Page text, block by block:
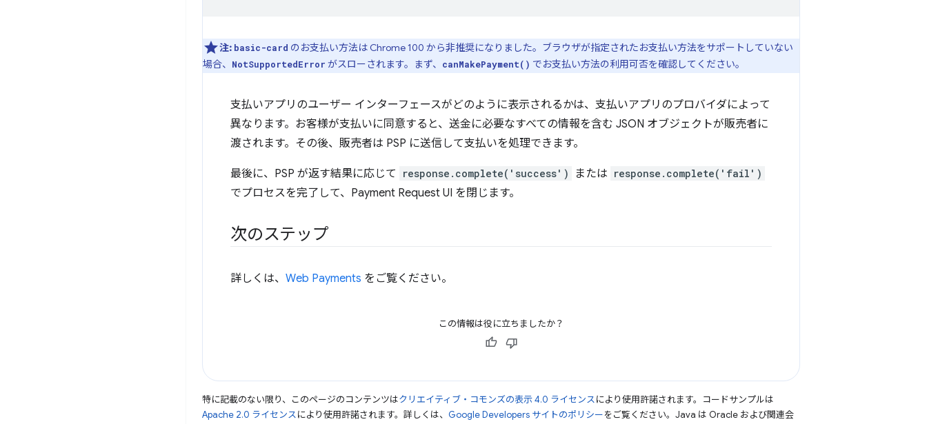
注: basic-card のお支払い方法は Chrome 100 から非推奨になりました。ブラウザが指定されたお支払い方法をサポートしていない
場合、
NotSupportedError がスローされます。まず、 canMakePayment() でお支払い方法の利用可否を確認してください。
支払いアプリのユーザー インターフェースがどのように表示されるかは、支払いアプリのプロバイダによって
異なります。お客様が支払いに同意すると、送金に必要なすべての情報を含む JSON オブジェクトが販売者に
渡されます。その後、販売者は PSP に送信して支払いを処理できます。
最後に、PSP が返す結果に応じて response.complete('success') または response.complete('fail')
でプロセスを完了して、Payment Request UI を閉じます。
次のステップ
詳しくは、 Web Payments をご覧ください。
この情報は役に立ちましたか？
特に記載のない限り、このページのコンテンツはクリエイティブ・コモンズの表示 4.0 ライセンスにより使用許諾されます。コードサンプルは
Apache 2.0 ライセンスにより使用許諾されます。詳しくは、 Google Developers サイトのポリシーをご覧ください。Java は Oracle および関連会